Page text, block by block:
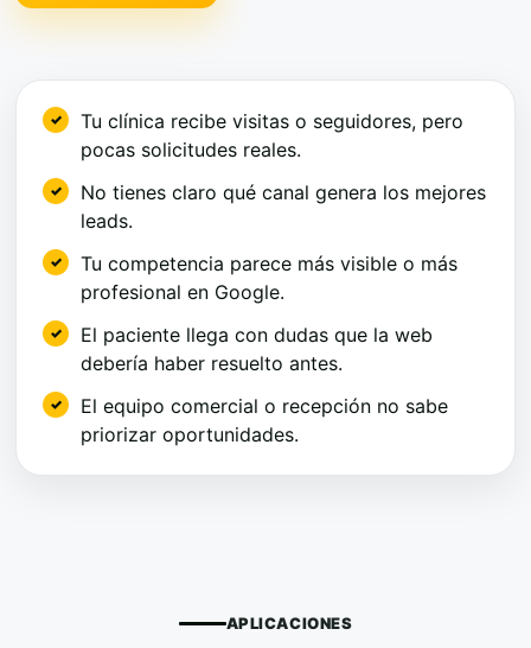
Tu clínica recibe visitas o seguidores, pero
pocas solicitudes reales.
No tienes claro qué canal genera los mejores
leads.
Tu competencia parece más visible o más
profesional en Google.
El paciente llega con dudas que la web
debería haber resuelto antes.
El equipo comercial o recepción no sabe
priorizar oportunidades.
APLICACIONES